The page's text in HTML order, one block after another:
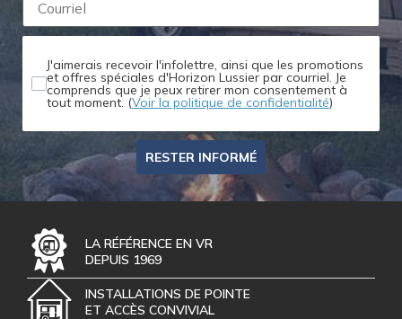
J'aimerais recevoir l'infolettre, ainsi que les promotions
et offres spéciales d'Horizon Lussier par courriel. Je
comprends que je peux retirer mon consentement à
tout moment. (Voir la politique de confidentialité)
RESTER INFORMÉ
LA RÉFÉRENCE EN VR
DEPUIS 1969
INSTALLATIONS DE POINTE
ET ACCÈS CONVIVIAL